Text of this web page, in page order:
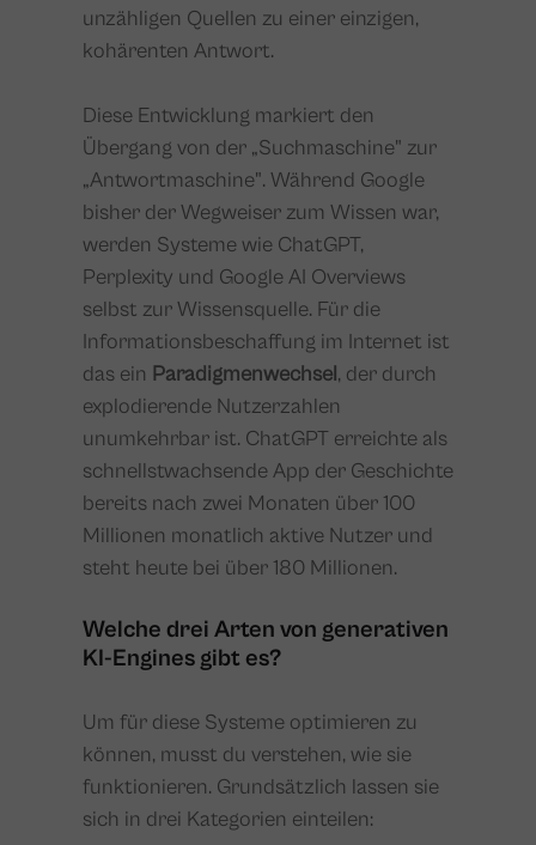
unzähligen Quellen zu einer einzigen,
kohärenten Antwort.
Diese Entwicklung markiert den
Übergang von der „Suchmaschine" zur
„Antwortmaschine". Während Google
bisher der Wegweiser zum Wissen war,
werden Systeme wie ChatGPT,
Perplexity und Google AI Overviews
selbst zur Wissensquelle. Für die
Informationsbeschaffung im Internet ist
das ein Paradigmenwechsel, der durch
explodierende Nutzerzahlen
unumkehrbar ist. ChatGPT erreichte als
schnellstwachsende App der Geschichte
bereits nach zwei Monaten über 100
Millionen monatlich aktive Nutzer und
steht heute bei über 180 Millionen.
Welche drei Arten von generativen
KI-Engines gibt es?
Um für diese Systeme optimieren zu
können, musst du verstehen, wie sie
funktionieren. Grundsätzlich lassen sie
sich in drei Kategorien einteilen: